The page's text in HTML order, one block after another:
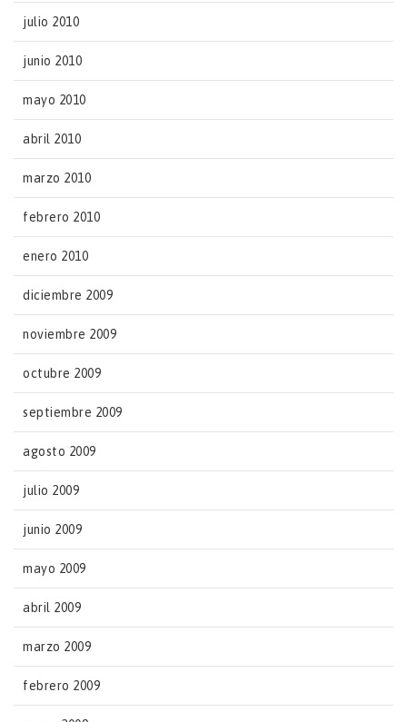
julio 2010
junio 2010
mayo 2010
abril 2010
marzo 2010
febrero 2010
enero 2010
diciembre 2009
noviembre 2009
octubre 2009
septiembre 2009
agosto 2009
julio 2009
junio 2009
mayo 2009
abril 2009
marzo 2009
febrero 2009